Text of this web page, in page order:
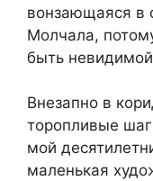
вонзающаяся в
Молчала,
быть
Внезапно в
торопливые
мой
маленькая